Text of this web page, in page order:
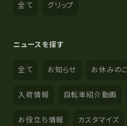
全て グリップ
ニュースを探す
全て お知らせ お休みの
入荷情報 自転車紹介動画
お役立ち情報 カスタマイズ